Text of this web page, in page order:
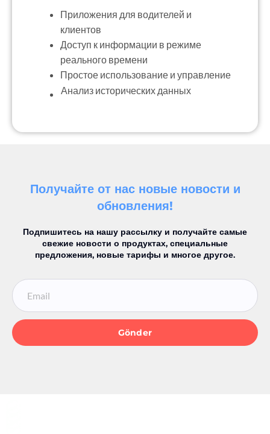
Приложения для водителей и
клиентов
Доступ к информации в режиме
реального времени
Простое использование и управление
Анализ исторических данных
Получайте от нас новые новости и
обновления!
Подпишитесь на нашу рассылку и получайте самые
свежие новости о продуктах, специальные
предложения, новые тарифы и многое другое.
Gönder